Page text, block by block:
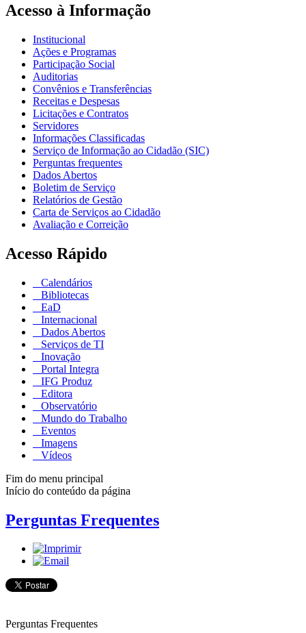
Acesso à Informação
Institucional
Ações e Programas
Participação Social
Auditorias
Convênios e Transferências
Receitas e Despesas
Licitações e Contratos
Servidores
Informações Classificadas
Serviço de Informação ao Cidadão (SIC)
Perguntas frequentes
Dados Abertos
Boletim de Serviço
Relatórios de Gestão
Carta de Serviços ao Cidadão
Avaliação e Correição
Acesso Rápido
Calendários
Bibliotecas
EaD
Internacional
Dados Abertos
Serviços de TI
Inovação
Portal Integra
IFG Produz
Editora
Observatório
Mundo do Trabalho
Eventos
Imagens
Vídeos
Fim do menu principal
Início do conteúdo da página
Perguntas Frequentes
Perguntas Frequentes